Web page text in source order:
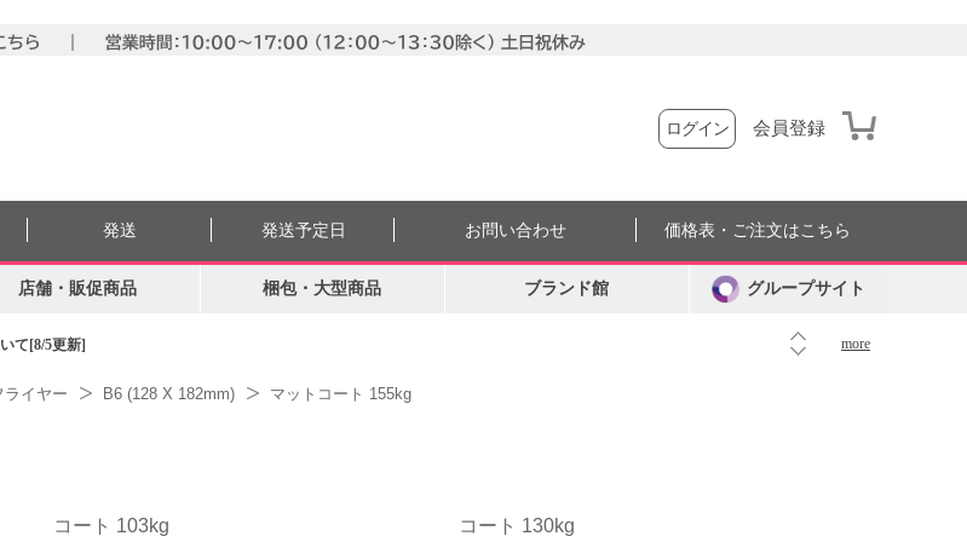
ログイン 会員登録
て[8/5更新] more
発送 発送予定日 お問い合わせ 価格表・ご注文はこちら
店舗・販促商品 梱包・大型商品 ブランド館 グループサイト
ライヤー B6 (128 X 182mm) マットコート 155kg
コート 103kg コート 130kg